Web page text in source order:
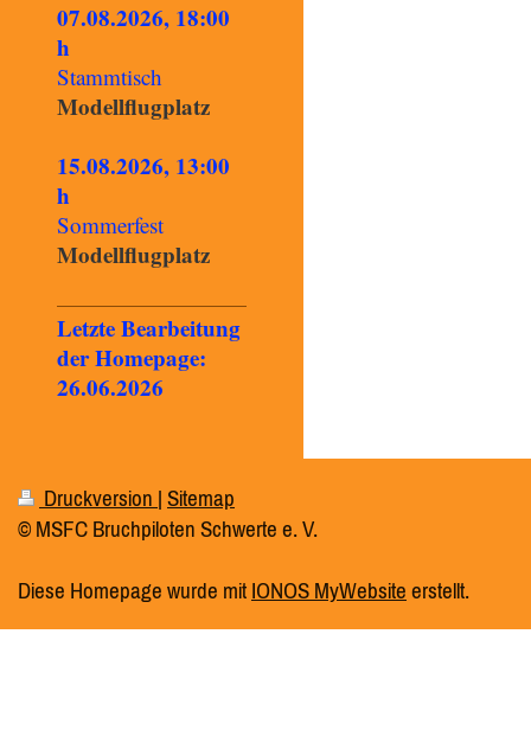
07.08.2026, 18:00
h
Stammtisch
Modellflugplatz
15.08.2026, 13:00
h
Sommerfest
Modellflugplatz
Letzte Bearbeitung
der Homepage:
26.06.2026
Druckversion | Sitemap
© MSFC Bruchpiloten Schwerte e. V.
Diese Homepage wurde mit IONOS MyWebsite erstellt.